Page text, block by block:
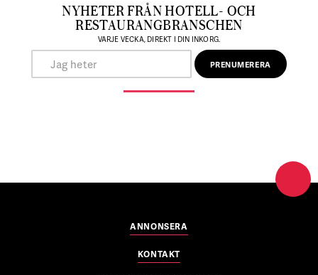
NYHETER FRÅN HOTELL- OCH
RESTAURANGBRANSCHEN
VARJE VECKA, DIREKT I DIN INKORG.
ANNONSERA
KONTAKT